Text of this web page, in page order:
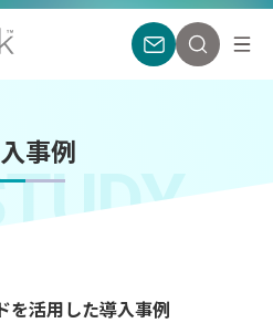
事例
を活用した導入事例